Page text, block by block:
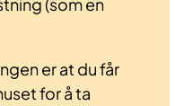
(som en
er at du får
for å ta